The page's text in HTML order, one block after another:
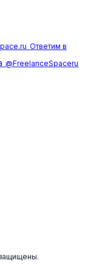
Ответим в
@FreelanceSpaceru